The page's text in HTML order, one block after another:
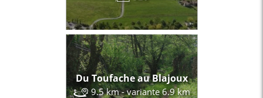
Du Toufache au Blajoux
9.5 km - variante 6.9 km